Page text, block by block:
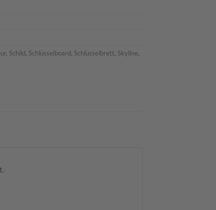
, Schild, Schlüsselboard, Schlüsselbrett, Skyline,